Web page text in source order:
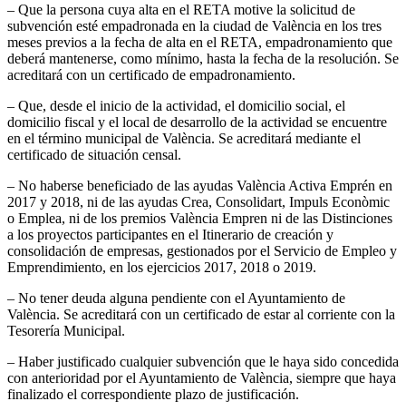
– Que la persona cuya alta en el RETA motive la solicitud de
subvención esté empadronada en la ciudad de València en los tres
meses previos a la fecha de alta en el RETA, empadronamiento que
deberá mantenerse, como mínimo, hasta la fecha de la resolución. Se
acreditará con un certificado de empadronamiento.
– Que, desde el inicio de la actividad, el domicilio social, el
domicilio fiscal y el local de desarrollo de la actividad se encuentre
en el término municipal de València. Se acreditará mediante el
certificado de situación censal.
– No haberse beneficiado de las ayudas València Activa Emprén en
2017 y 2018, ni de las ayudas Crea, Consolidart, Impuls Econòmic
o Emplea, ni de los premios València Empren ni de las Distinciones
a los proyectos participantes en el Itinerario de creación y
consolidación de empresas, gestionados por el Servicio de Empleo y
Emprendimiento, en los ejercicios 2017, 2018 o 2019.
– No tener deuda alguna pendiente con el Ayuntamiento de
València. Se acreditará con un certificado de estar al corriente con la
Tesorería Municipal.
– Haber justificado cualquier subvención que le haya sido concedida
con anterioridad por el Ayuntamiento de València, siempre que haya
finalizado el correspondiente plazo de justificación.